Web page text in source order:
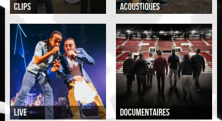
Clips AcoustiQUES
Live DOCUMENTAIRES